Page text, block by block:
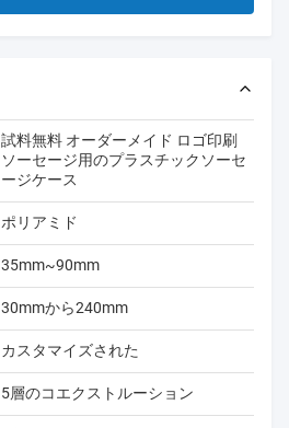
試料無料 オーダーメイド ロゴ印刷
ソーセージ用のプラスチックソーセ
ージケース
ポリアミド
35mm~90mm
30mmから240mm
カスタマイズされた
5層のコエクストルーション